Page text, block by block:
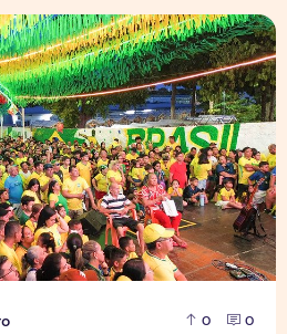
0 0
mobiliza moradores e